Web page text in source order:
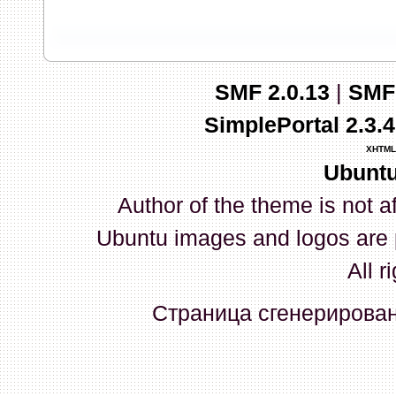
03 Апреля 2026, 10:02:33
whookey:GenKass: с
03 Апреля 2026, 05:22:56
GenKass:По тому же
02 Апреля 2026, 12:56:37
GenKass:Всем доброго
серии (6592) 1-1245, 3-
прошить до 7926, чтобы
Атол 11 видится в системе
SMF 2.0.13|
SimplePortal
XHTML
Author of the theme is not
Ubuntu images and logos
All
Страница